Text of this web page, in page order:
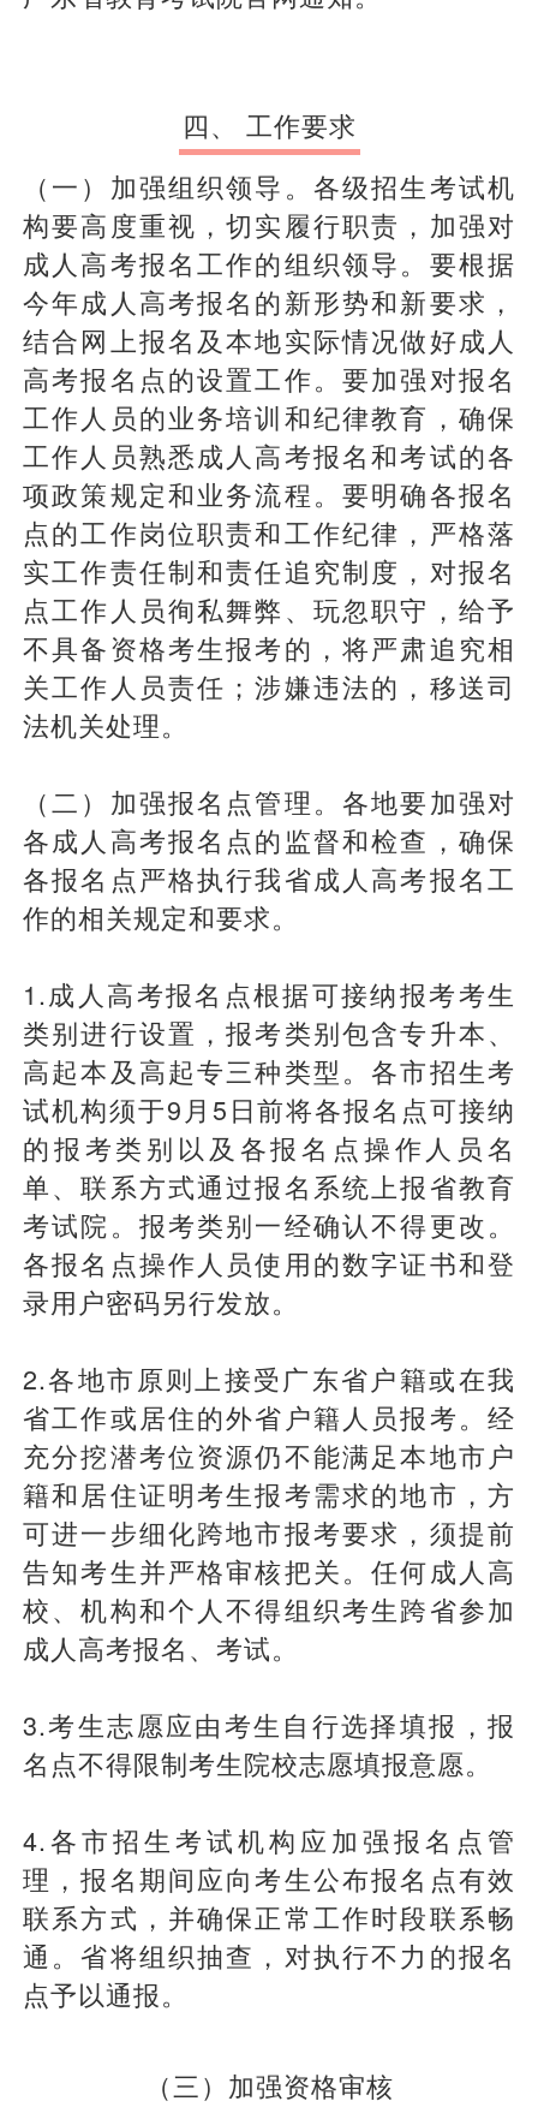
四、 工作要求
（一）加强组织领导。各级招生考试机
构要高度重视，切实履行职责，加强对
成人高考报名工作的组织领导。要根据
今年成人高考报名的新形势和新要求，
结合网上报名及本地实际情况做好成人
高考报名点的设置工作。要加强对报名
工作人员的业务培训和纪律教育，确保
工作人员熟悉成人高考报名和考试的各
项政策规定和业务流程。要明确各报名
点的工作岗位职责和工作纪律，严格落
实工作责任制和责任追究制度，对报名
点工作人员徇私舞弊、玩忽职守，给予
不具备资格考生报考的，将严肃追究相
关工作人员责任；涉嫌违法的，移送司
法机关处理。
（二）加强报名点管理。各地要加强对
各成人高考报名点的监督和检查，确保
各报名点严格执行我省成人高考报名工
作的相关规定和要求。
1.成人高考报名点根据可接纳报考考生
类别进行设置，报考类别包含专升本、
高起本及高起专三种类型。各市招生考
试机构须于9月5日前将各报名点可接纳
的报考类别以及各报名点操作人员名
单、联系方式通过报名系统上报省教育
考试院。报考类别一经确认不得更改。
各报名点操作人员使用的数字证书和登
录用户密码另行发放。
2.各地市原则上接受广东省户籍或在我
省工作或居住的外省户籍人员报考。经
充分挖潜考位资源仍不能满足本地市户
籍和居住证明考生报考需求的地市，方
可进一步细化跨地市报考要求，须提前
告知考生并严格审核把关。任何成人高
校、机构和个人不得组织考生跨省参加
成人高考报名、考试。
3.考生志愿应由考生自行选择填报，报
名点不得限制考生院校志愿填报意愿。
4.各市招生考试机构应加强报名点管
理，报名期间应向考生公布报名点有效
联系方式，并确保正常工作时段联系畅
通。省将组织抽查，对执行不力的报名
点予以通报。
（三）加强资格审核